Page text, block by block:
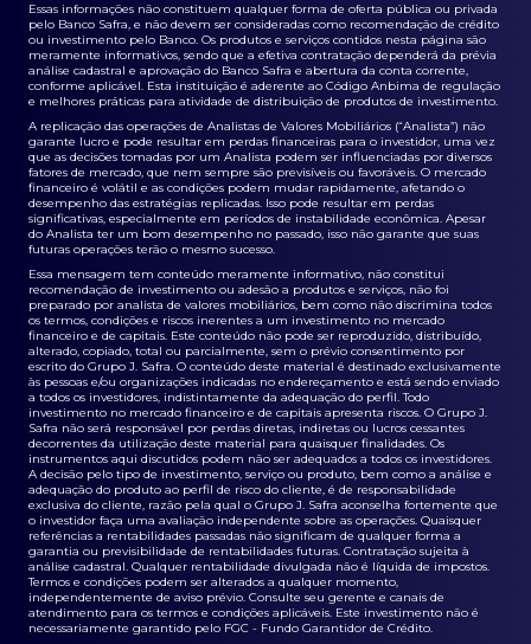
Essas informações não constituem qualquer forma de oferta pública ou privada
pelo Banco Safra, e não devem ser consideradas como recomendação de crédito
ou investimento pelo Banco. Os produtos e serviços contidos nesta página são
meramente informativos, sendo que a efetiva contratação dependerá da prévia
análise cadastral e aprovação do Banco Safra e abertura da conta corrente,
conforme aplicável. Esta instituição é aderente ao Código Anbima de regulação
e melhores práticas para atividade de distribuição de produtos de investimento.
A replicação das operações de Analistas de Valores Mobiliários (“Analista”) não
garante lucro e pode resultar em perdas financeiras para o investidor, uma vez
que as decisões tomadas por um Analista podem ser influenciadas por diversos
fatores de mercado, que nem sempre são previsíveis ou favoráveis. O mercado
financeiro é volátil e as condições podem mudar rapidamente, afetando o
desempenho das estratégias replicadas. Isso pode resultar em perdas
significativas, especialmente em períodos de instabilidade econômica. Apesar
do Analista ter um bom desempenho no passado, isso não garante que suas
futuras operações terão o mesmo sucesso.
Essa mensagem tem conteúdo meramente informativo, não constitui
recomendação de investimento ou adesão a produtos e serviços, não foi
preparado por analista de valores mobiliários, bem como não discrimina todos
os termos, condições e riscos inerentes a um investimento no mercado
financeiro e de capitais. Este conteúdo não pode ser reproduzido, distribuído,
alterado, copiado, total ou parcialmente, sem o prévio consentimento por
escrito do Grupo J. Safra. O conteúdo deste material é destinado exclusivamente
às pessoas e/ou organizações indicadas no endereçamento e está sendo enviado
a todos os investidores, indistintamente da adequação do perfil. Todo
investimento no mercado financeiro e de capitais apresenta riscos. O Grupo J.
Safra não será responsável por perdas diretas, indiretas ou lucros cessantes
decorrentes da utilização deste material para quaisquer finalidades. Os
instrumentos aqui discutidos podem não ser adequados a todos os investidores.
A decisão pelo tipo de investimento, serviço ou produto, bem como a análise e
adequação do produto ao perfil de risco do cliente, é de responsabilidade
exclusiva do cliente, razão pela qual o Grupo J. Safra aconselha fortemente que
o investidor faça uma avaliação independente sobre as operações. Quaisquer
referências a rentabilidades passadas não significam de qualquer forma a
garantia ou previsibilidade de rentabilidades futuras. Contratação sujeita à
análise cadastral. Qualquer rentabilidade divulgada não é líquida de impostos.
Termos e condições podem ser alterados a qualquer momento,
independentemente de aviso prévio. Consulte seu gerente e canais de
atendimento para os termos e condições aplicáveis. Este investimento não é
necessariamente garantido pelo FGC - Fundo Garantidor de Crédito.